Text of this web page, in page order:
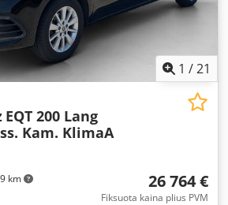
1 /21
km
EQT 200 Lang
Kam. KlimaA
26 764 €
Fiksuota kaina plius PVM